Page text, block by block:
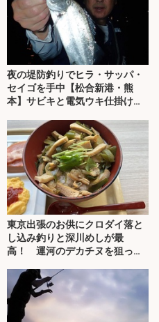
夜の堤防釣りでヒラ・サッパ・
セイゴを手中【松合新港・熊
本】サビキと電気ウキ仕掛けで
東京出張のお供にクロダイ落と
し込み釣りと深川めしが最
高！ 運河のデカチヌを狙って